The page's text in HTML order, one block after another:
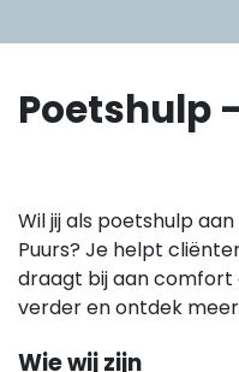
Poetshulp
Wil jij als poetshulp
Puurs? Je helpt
draagt bij aan comfort
verder en ontdek